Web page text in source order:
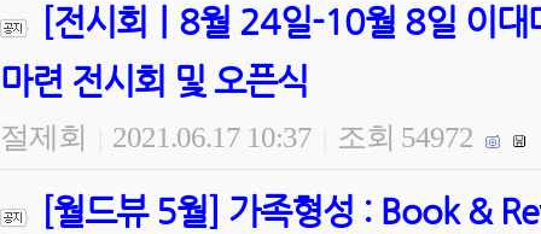
[전시회ㅣ8월 24일-10월 8일 이
마련 전시회 및 오픈식
절제회 2021.06.17 10:37 조회 54972
[월드뷰 5월] 가족형성 : Book &